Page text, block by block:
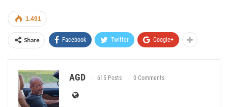
1.491
Share Facebook Twitter Google+
AGD 615 Posts 0 Comments